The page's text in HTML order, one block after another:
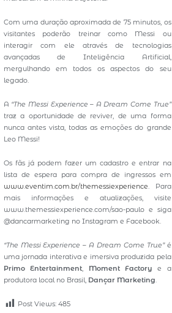
Com uma duração aproximada de 75 minutos, os
visitantes poderão treinar como Messi ou
interagir com ele através de tecnologias
avançadas de Inteligência Artificial,
mergulhando em todos os aspectos do seu
legado.
A “The Messi Experience – A Dream Come True”
traz a oportunidade de reviver, de uma forma
nunca antes vista, todas as emoções do grande
Leo Messi!
Os fãs já podem fazer um cadastro e entrar na
lista de espera para compra de ingressos em
www.eventim.com.br/themessiexperience. Para
mais informações e atualizações, visite
www.themessiexperience.com/sao-paulo e siga
@dancarmarketing no Instagram e Facebook.
“The Messi Experience – A Dream Come True”é
uma jornada interativa e imersiva produzida pela
Primo Entertainment, Moment Factory e a
produtora local no Brasil, Dançar Marketing.
Post Views: 485